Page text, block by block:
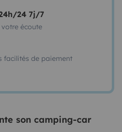
24 7j/7
écoute
facilités de paiement
son camping-car